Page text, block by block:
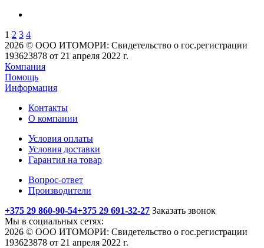
1 2 3 4
2026 © ООО ИТОМОРИ: Свидетельство о гос.регистрации
193623878 от 21 апреля 2022 г.
Компания
Помощь
Информация
Контакты
О компании
Условия оплаты
Условия доставки
Гарантия на товар
Вопрос-ответ
Производители
+375 29 860-90-54+375 29 691-32-27 Заказать звонок
Мы в социальных сетях:
2026 © ООО ИТОМОРИ: Свидетельство о гос.регистрации
193623878 от 21 апреля 2022 г.